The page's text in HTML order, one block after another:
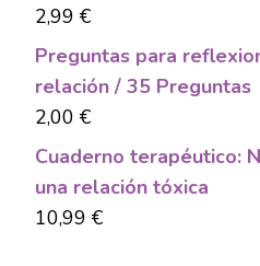
2,99 €
Preguntas para
relación / 35 Preguntas
2,00 €
Cuaderno terapéutico:
una relación tóxica
10,99 €